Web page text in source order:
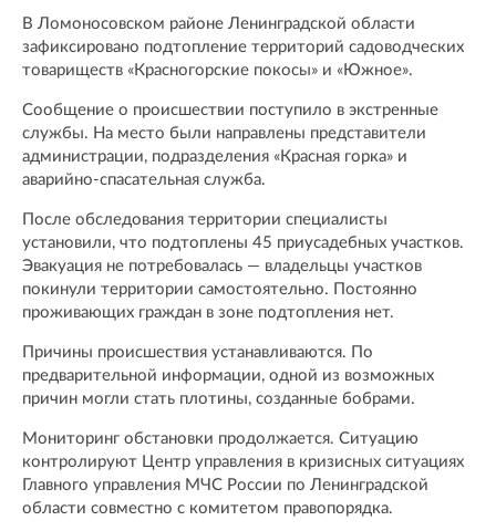
В Ломоносовском районе Ленинградской области
зафиксировано подтопление территорий садоводческих
товариществ «Красногорские покосы» и «Южное».
Сообщение о происшествии поступило в экстренные
службы. На место были направлены представители
администрации, подразделения «Красная горка» и
аварийно-спасательная служба.
После обследования территории специалисты
установили, что подтоплены 45 приусадебных участков.
Эвакуация не потребовалась — владельцы участков
покинули территории самостоятельно. Постоянно
проживающих граждан в зоне подтопления нет.
Причины происшествия устанавливаются. По
предварительной информации, одной из возможных
причин могли стать плотины, созданные бобрами.
Мониторинг обстановки продолжается. Ситуацию
контролируют Центр управления в кризисных ситуациях
Главного управления МЧС России по Ленинградской
области совместно с комитетом правопорядка.